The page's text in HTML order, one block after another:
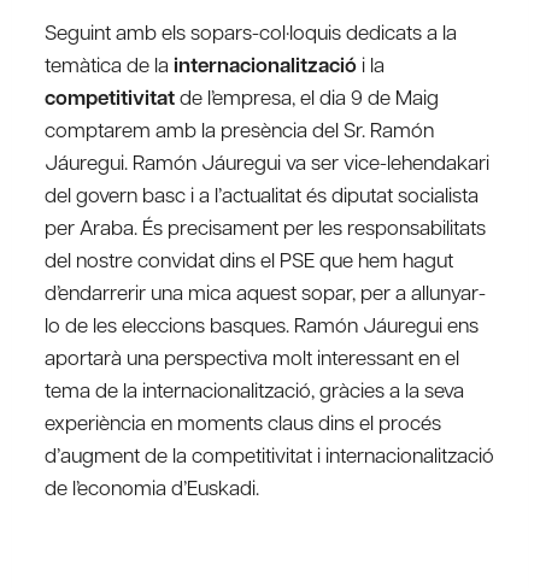
Seguint amb els sopars-col·loquis dedicats a la
temàtica de la internacionalització i la
competitivitatde l’empresa, el dia 9 de Maig
comptarem amb la presència del Sr. Ramón
Jáuregui. Ramón Jáuregui va ser vice-lehendakari
del govern basc i a l’actualitat és diputat socialista
per Araba. És precisament per les responsabilitats
del nostre convidat dins el PSE que hem hagut
d’endarrerir una mica aquest sopar, per a allunyar-
lo de les eleccions basques. Ramón Jáuregui ens
aportarà una perspectiva molt interessant en el
tema de la internacionalització, gràcies a la seva
experiència en moments claus dins el procés
d’augment de la competitivitat i internacionalització
de l’economia d’Euskadi.